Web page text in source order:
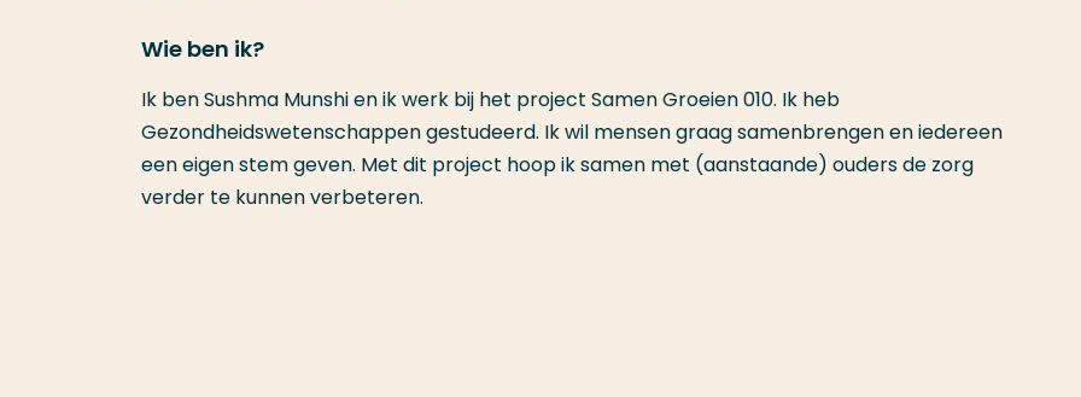
Wie ben ik?
Ik ben Sushma Munshi en ik werk bij het project Samen Groeien 010. Ik heb
Gezondheidswetenschappen gestudeerd. Ik wil mensen graag samenbrengen en iedereen
een eigen stem geven. Met dit project hoop ik samen met (aanstaande) ouders de zorg
verder te kunnen verbeteren.